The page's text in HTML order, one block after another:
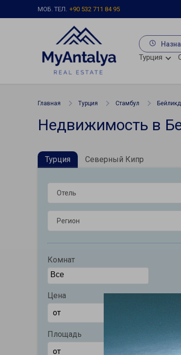
МОБ. ТЕЛ. +90 532 711 84 95
Турция
Главная Турция Стамбул
Недвижимость в
Турция Северный Кипр
Отель
Регион
Комнат
Цена
Площадь